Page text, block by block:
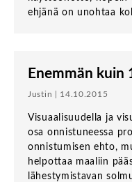
ehjänä on unohtaa
Enemmän kuin
Justin | 14.10.2015
Visuaalisuudella ja
osa onnistuneessa
onnistumisen ehto,
helpottaa maaliin
lähestymistavan